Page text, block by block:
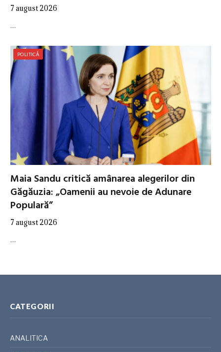
7 august 2026
…
POLITICĂ
Maia Sandu critică amânarea alegerilor din
Găgăuzia: „Oamenii au nevoie de Adunare
Populară”
7 august 2026
…
CATEGORII
ANALITICA